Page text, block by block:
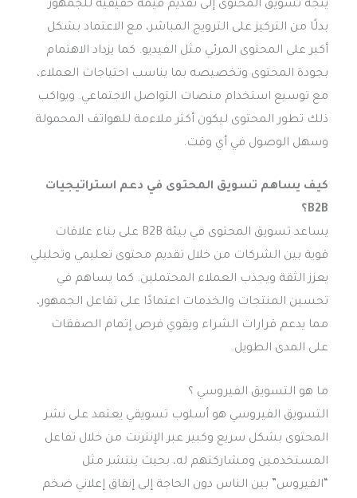
يتجه تسويق المحتوى إلى تقديم قيمة حقيقية للجمهور
بدلًا من التركيز على الترويج المباشر، مع الاعتماد بشكل
أكبر على المحتوى المرئي مثل الفيديو. كما يزداد الاهتمام
بجودة المحتوى وتخصيصه بما يناسب احتياجات العملاء،
مع توسيع استخدام منصات التواصل الاجتماعي. ويواكب
ذلك تطور المحتوى ليكون أكثر ملاءمة للهواتف المحمولة
وسهل الوصول في أي وقت.
كيف يساهم تسويق المحتوى في دعم استراتيجيات
B2B؟
يساعد تسويق المحتوى في بيئة B2B على بناء علاقات
قوية بين الشركات من خلال تقديم محتوى تعليمي وتحليلي
يعزز الثقة ويجذب العملاء المحتملين. كما يساهم في
تحسين المنتجات والخدمات اعتمادًا على تفاعل الجمهور،
مما يدعم قرارات الشراء ويقوي فرص إتمام الصفقات
على المدى الطويل.
ما هو التسويق الفيروسي ؟
التسويق الفيروسي هو أسلوب تسويقي يعتمد على نشر
المحتوى بشكل سريع وكبير عبر الإنترنت من خلال تفاعل
المستخدمين ومشاركتهم له، بحيث ينتشر مثل
“الفيروس” بين الناس دون الحاجة إلى إنفاق إعلاني ضخم